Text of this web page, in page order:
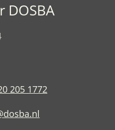
DOSBA
205 1772